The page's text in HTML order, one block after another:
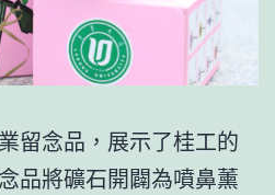
留念品，展示了桂工的
品將礦石開闢為噴鼻薰